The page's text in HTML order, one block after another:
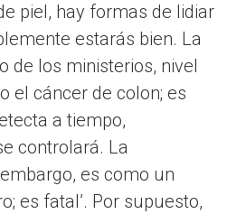
piel, hay formas de lidiar
estarás bien. La
de los ministerios, nivel
el cáncer de colon; es
a tiempo,
controlará. La
es como un
es fatal’. Por supuesto,